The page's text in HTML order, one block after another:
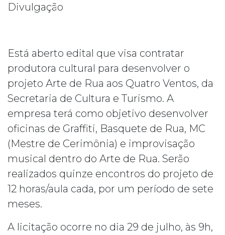
Divulgação
Está aberto edital que visa contratar
produtora cultural para desenvolver o
projeto Arte de Rua aos Quatro Ventos, da
Secretaria de Cultura e Turismo. A
empresa terá como objetivo desenvolver
oficinas de Graffiti, Basquete de Rua, MC
(Mestre de Cerimônia) e improvisação
musical dentro do Arte de Rua. Serão
realizados quinze encontros do projeto de
12 horas/aula cada, por um período de sete
meses.
A licitação ocorre no dia 29 de julho, às 9h,